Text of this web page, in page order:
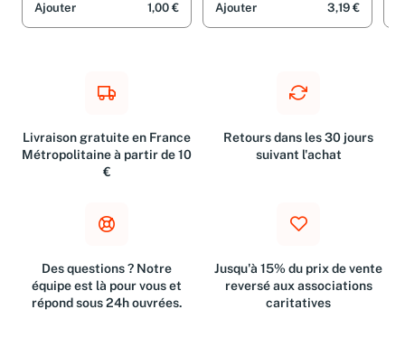
Ajouter 1,00 € Ajouter 3,19 €
Livraison gratuite en France
Métropolitaine à partir de 10
€
Retours dans les 30 jours
suivant l'achat
Des questions ? Notre
équipe est là pour vous et
répond sous 24h ouvrées.
Jusqu'à 15% du prix de vente
reversé aux associations
caritatives